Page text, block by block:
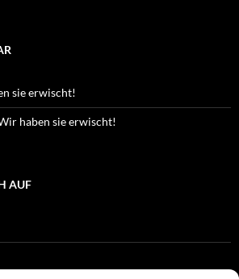
sie erwischt!
haben sie erwischt!
AUF